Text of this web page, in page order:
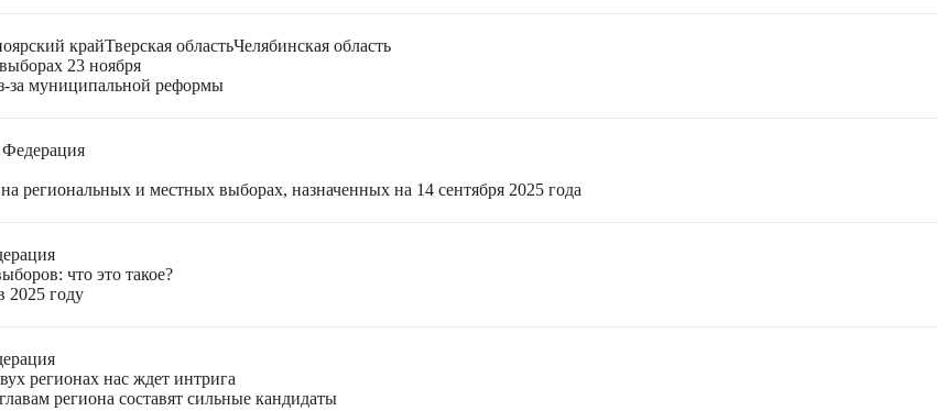
крайТверская областьЧелябинская область
23 ноября
за муниципальной реформы
Федерация
региональных и местных выборах, назначенных на 14 сентября 2025 года
что это такое?
2025 году
регионах нас ждет интрига
региона составят сильные кандидаты